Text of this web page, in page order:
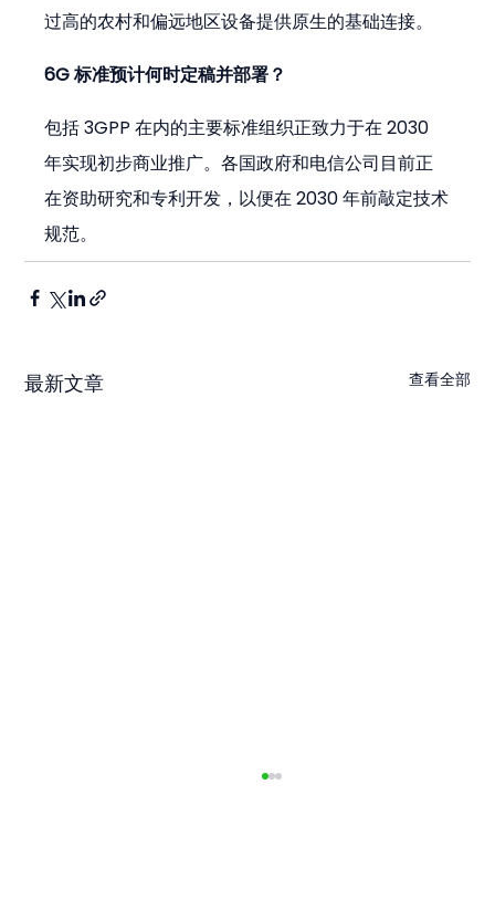
过高的农村和偏远地区设备提供原生的基础连接。
6G 标准预计何时定稿并部署？
包括 3GPP 在内的主要标准组织正致力于在 2030
年实现初步商业推广。各国政府和电信公司目前正
在资助研究和专利开发，以便在 2030 年前敲定技术
规范。
最新文章 查看全部